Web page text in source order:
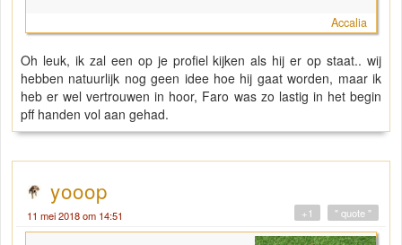
Accalia
Oh leuk, ik zal een op je profiel kijken als hij er op staat.. wij
hebben natuurlijk nog geen idee hoe hij gaat worden, maar ik
heb er wel vertrouwen in hoor, Faro was zo lastig in het begin
pff handen vol aan gehad.
yooop
11 mei 2018 om 14:51 " quote "
+1